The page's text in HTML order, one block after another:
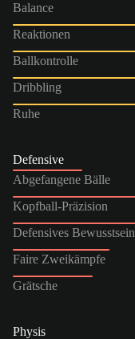
Balance
Reaktionen
Ballkontrolle
Dribbling
Ruhe
Defensive
Abgefangene Bälle
Kopfball-Präzision
Defensives Bewusstsein
Faire Zweikämpfe
Grätsche
Physis